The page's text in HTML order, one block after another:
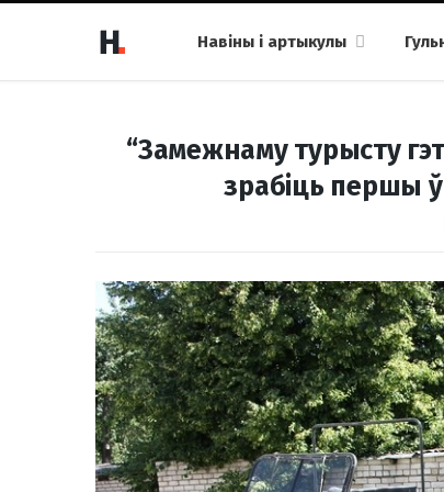
Навіны і артыкулы
“Замежнаму турысту
зрабіць першы ў